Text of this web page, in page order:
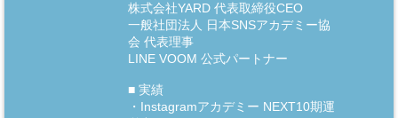
株式会社YARD 代表取締役CEO
一般社団法人 日本SNSアカデミー協
会 代表理事
LINE VOOM 公式パートナー
■ 実績
・Instagramアカデミー NEXT10期運